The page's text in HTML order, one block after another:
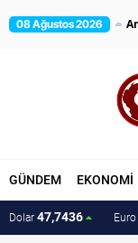
08 Ağustos 2026
GÜNDEM EKONOMİ
Dolar 47,7436 Euro